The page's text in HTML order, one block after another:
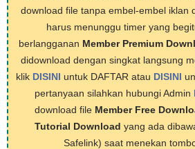
download file tanpa embel-embel iklan
harus menunggu timer yang
berlangganan Member Premium
didownload dengan singkat langsung
klik DISINI untuk DAFTAR atau DISINI
pertanyaan silahkan hubungi Admin
download file Member Free
Tutorial Download yang ada
Safelink) saat menekan